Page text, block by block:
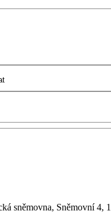
sněmovna, Sněmovní 4,